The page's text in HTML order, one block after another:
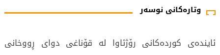
وتارەکانی نوسەر
ئایندەی کوردەکانی رۆژئاوا لە قۆناغی دوای ڕووخانی